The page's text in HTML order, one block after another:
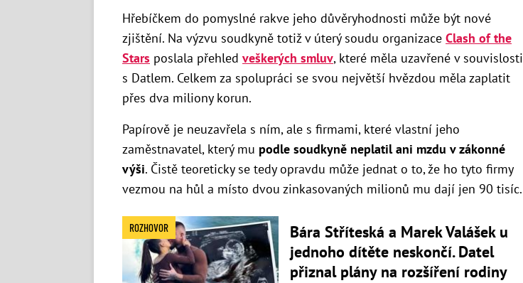
Hřebíčkem do pomyslné rakve jeho důvěryhodnosti může být nové
zjištění. Na výzvu soudkyně totiž v úterý soudu organizace Clash of the
Stars poslala přehled veškerých smluv, které měla uzavřené v souvislosti
s Datlem. Celkem za spolupráci se svou největší hvězdou měla zaplatit
přes dva miliony korun.
Papírově je neuzavřela s ním, ale s firmami, které vlastní jeho
zaměstnavatel, který mu podle soudkyně neplatil ani mzdu v zákonné
výši. Čistě teoreticky se tedy opravdu může jednat o to, že ho tyto firmy
vezmou na hůl a místo dvou zinkasovaných milionů mu dají jen 90 tisíc.
ROZHOVOR
Bára Stříteská a Marek Valášek u
jednoho dítěte neskončí. Datel
přiznal plány na rozšíření rodiny